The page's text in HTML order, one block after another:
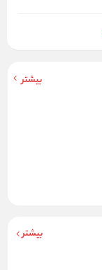
بیشتر
بیشتر